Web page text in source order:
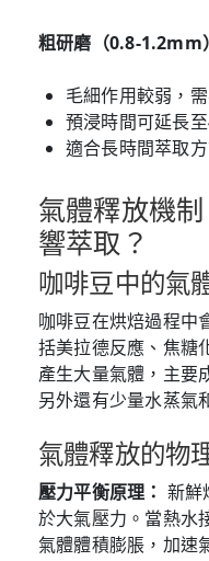
粗研磨（0.8-1.2mm
毛細作用較弱，
預浸時間可延長
適合長時間萃取
氣體釋放機
響萃取？
咖啡豆中的氣
咖啡豆在烘焙過程中
括美拉德反應、焦糖
產生大量氣體，主要
另外還有少量水蒸氣
氣體釋放的物
壓力平衡原理： 新鮮
於大氣壓力。當熱水
氣體體積膨脹，加速